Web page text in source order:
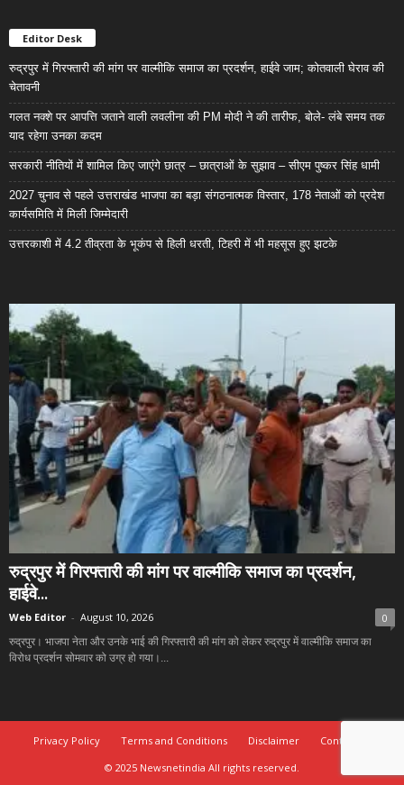
Editor Desk
रुद्रपुर में गिरफ्तारी की मांग पर वाल्मीकि समाज का प्रदर्शन, हाईवे जाम; कोतवाली घेराव की
चेतावनी
गलत नक्शे पर आपत्ति जताने वाली लवलीना की PM मोदी ने की तारीफ, बोले- लंबे समय तक
याद रहेगा उनका कदम
सरकारी नीतियों में शामिल किए जाएंगे छात्र – छात्राओं के सुझाव – सीएम पुष्कर सिंह धामी
2027 चुनाव से पहले उत्तराखंड भाजपा का बड़ा संगठनात्मक विस्तार, 178 नेताओं को प्रदेश
कार्यसमिति में मिली जिम्मेदारी
उत्तरकाशी में 4.2 तीव्रता के भूकंप से हिली धरती, टिहरी में भी महसूस हुए झटके
रुद्रपुर में गिरफ्तारी की मांग पर वाल्मीकि समाज का प्रदर्शन,
हाईवे...
Web Editor - August 10, 2026 0
रुद्रपुर। भाजपा नेता और उनके भाई की गिरफ्तारी की मांग को लेकर रुद्रपुर में वाल्मीकि समाज का
विरोध प्रदर्शन सोमवार को उग्र हो गया।...
Privacy Policy Terms and Conditions Disclaimer
Contact Us
© 2025 Newsnetindia All rights reserved.